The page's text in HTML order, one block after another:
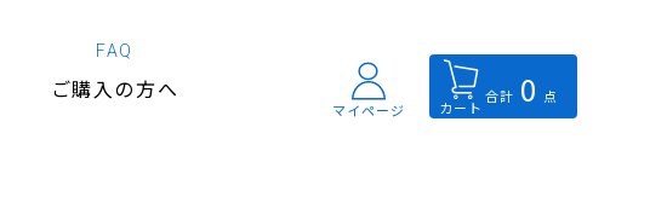
FAQ
ご購入の方へ
マイページ カート
合計 0 点